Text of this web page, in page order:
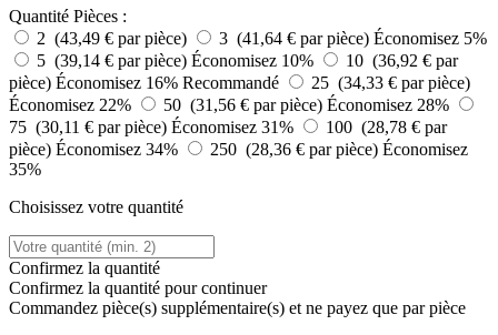
Quantité Pièces :
2 (43,49 € par pièce)
3 (41,64 € par pièce) Économisez 5%
5 (39,14 € par pièce) Économisez 10%
10 (36,92 € par
pièce) Économisez 16% Recommandé
25 (34,33 € par pièce)
Économisez 22%
50 (31,56 € par pièce) Économisez 28%
75 (30,11 € par pièce) Économisez 31%
100 (28,78 € par
pièce) Économisez 34% 250 (28,36 € par pièce) Économisez
35%
Choisissez votre quantité
Confirmez la quantité
Confirmez la quantité pour continuer
Commandez pièce(s) supplémentaire(s) et ne payez que par pièce